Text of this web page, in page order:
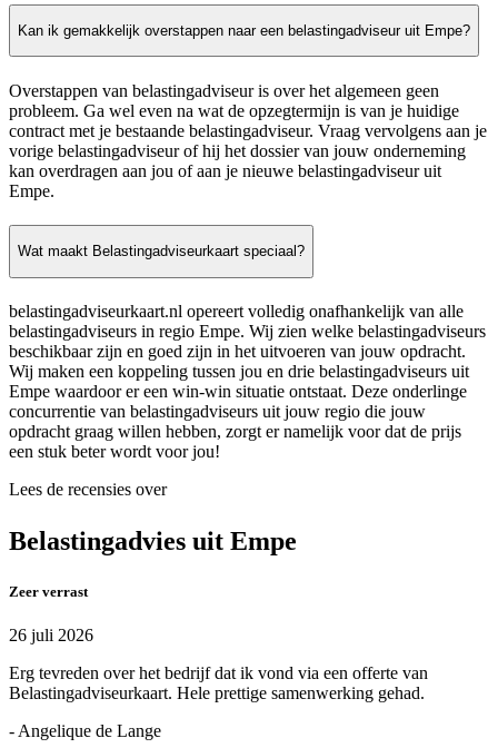
Kan ik gemakkelijk overstappen naar een belastingadviseur uit Empe?
Overstappen van belastingadviseur is over het algemeen geen
probleem. Ga wel even na wat de opzegtermijn is van je huidige
contract met je bestaande belastingadviseur. Vraag vervolgens aan je
vorige belastingadviseur of hij het dossier van jouw onderneming
kan overdragen aan jou of aan je nieuwe belastingadviseur uit
Empe.
Wat maakt Belastingadviseurkaart speciaal?
belastingadviseurkaart.nl opereert volledig onafhankelijk van alle
belastingadviseurs in regio Empe. Wij zien welke belastingadviseurs
beschikbaar zijn en goed zijn in het uitvoeren van jouw opdracht.
Wij maken een koppeling tussen jou en drie belastingadviseurs uit
Empe waardoor er een win-win situatie ontstaat. Deze onderlinge
concurrentie van belastingadviseurs uit jouw regio die jouw
opdracht graag willen hebben, zorgt er namelijk voor dat de prijs
een stuk beter wordt voor jou!
Lees de recensies over
Belastingadvies uit Empe
Zeer verrast
26 juli 2026
Erg tevreden over het bedrijf dat ik vond via een offerte van
Belastingadviseurkaart. Hele prettige samenwerking gehad.
- Angelique de Lange